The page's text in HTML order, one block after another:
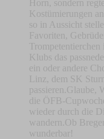
Horn, sondern
Kostümierungen
so in Aussicht
Favoriten,
Klubs das
ein oder andere
Linz, dem SK
passieren.Glaube,
die ÖFB-
wieder durch die
wandern.Ob
wunderbar!